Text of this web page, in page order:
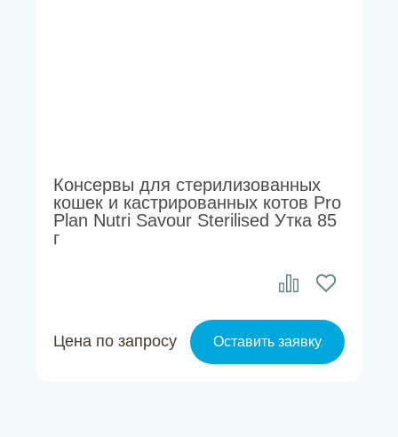
Консервы для стерилизованных
кошек и кастрированных котов Pro
Plan Nutri Savour Sterilised Утка 85
г
Цена по запросу Оставить заявку